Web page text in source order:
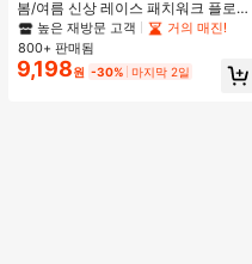
봄/여름 신상 레이스 패치워크 플로럴
트림 소프트 니트 가디건 경량 재킷 탑
여성용, 코티지코어 옐로우
높은 재방문 고객
거의 매진!
800+ 판매됨
9,198원 -30% 마지막 2일